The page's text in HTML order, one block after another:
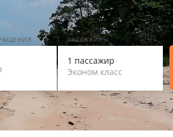
ПАССАЖИРЫ
1 пассажир
Эконом класс